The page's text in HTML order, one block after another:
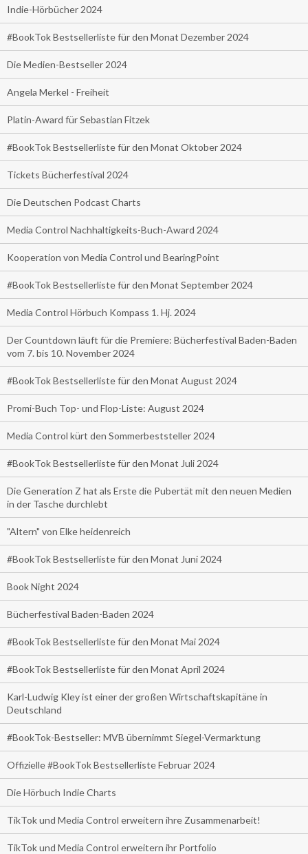
Indie-Hörbücher 2024
#BookTok Bestsellerliste für den Monat Dezember 2024
Die Medien-Bestseller 2024
Angela Merkel - Freiheit
Platin-Award für Sebastian Fitzek
#BookTok Bestsellerliste für den Monat Oktober 2024
Tickets Bücherfestival 2024
Die Deutschen Podcast Charts
Media Control Nachhaltigkeits-Buch-Award 2024
Kooperation von Media Control und BearingPoint
#BookTok Bestsellerliste für den Monat September 2024
Media Control Hörbuch Kompass 1. Hj. 2024
Der Countdown läuft für die Premiere: Bücherfestival Baden-Baden
vom 7. bis 10. November 2024
#BookTok Bestsellerliste für den Monat August 2024
Promi-Buch Top- und Flop-Liste: August 2024
Media Control kürt den Sommerbeststeller 2024
#BookTok Bestsellerliste für den Monat Juli 2024
Die Generation Z hat als Erste die Pubertät mit den neuen Medien
in der Tasche durchlebt
"Altern" von Elke heidenreich
#BookTok Bestsellerliste für den Monat Juni 2024
Book Night 2024
Bücherfestival Baden-Baden 2024
#BookTok Bestsellerliste für den Monat Mai 2024
#BookTok Bestsellerliste für den Monat April 2024
Karl-Ludwig Kley ist einer der großen Wirtschaftskapitäne in
Deutschland
#BookTok-Bestseller: MVB übernimmt Siegel-Vermarktung
Offizielle #BookTok Bestsellerliste Februar 2024
Die Hörbuch Indie Charts
TikTok und Media Control erweitern ihre Zusammenarbeit!
TikTok und Media Control erweitern ihr Portfolio